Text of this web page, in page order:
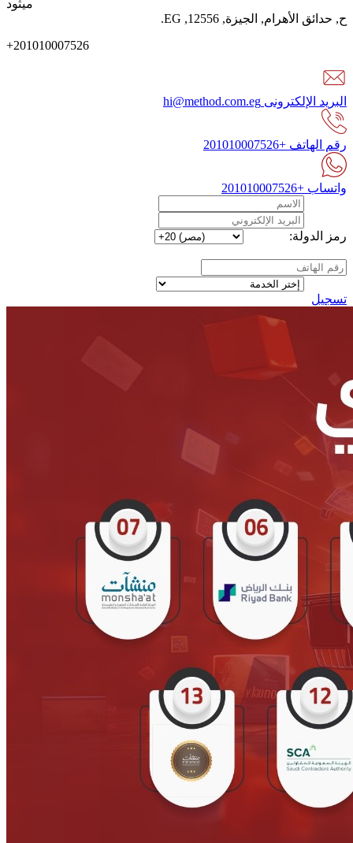
ميثود
ح, حدائق الأهرام, الجيزة,
12556
,
EG
.
+201010007526
البريد الإلكترونى hi@method.com.eg
رقم الهاتف +201010007526
واتساب +201010007526
رمز الدولة:
تسجيل